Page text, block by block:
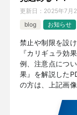
更新日： 2025年7月
blog
お知らせ
禁止や制限を設
『カリギュラ効
例、注意点につ
果』を解説した
の方は、上記画